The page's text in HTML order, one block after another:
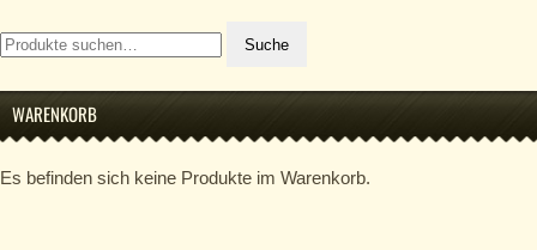
Suche
nach:
Suche
WARENKORB
Es befinden sich keine Produkte im Warenkorb.